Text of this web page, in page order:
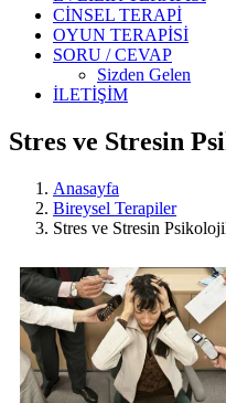
CİNSEL TERAPİ
OYUN TERAPİSİ
SORU / CEVAP
Sizden Gelen
İLETİŞİM
Stres ve Stresin
Anasayfa
Bireysel Terapiler
Stres ve Stresin